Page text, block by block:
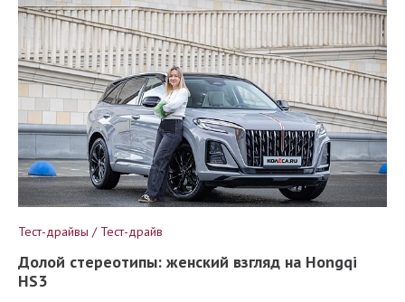
Тест-драйвы / Тест-драйв
Долой стереотипы: женский взгляд на Hongqi
HS3